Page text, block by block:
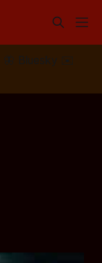
🦋 Bluesky
✉️